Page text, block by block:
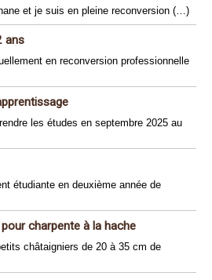
et je suis en pleine reconversion (…)
ans
en reconversion professionnelle
les études en septembre 2025 au
étudiante en deuxième année de
charpente à la hache
châtaigniers de 20 à 35 cm de